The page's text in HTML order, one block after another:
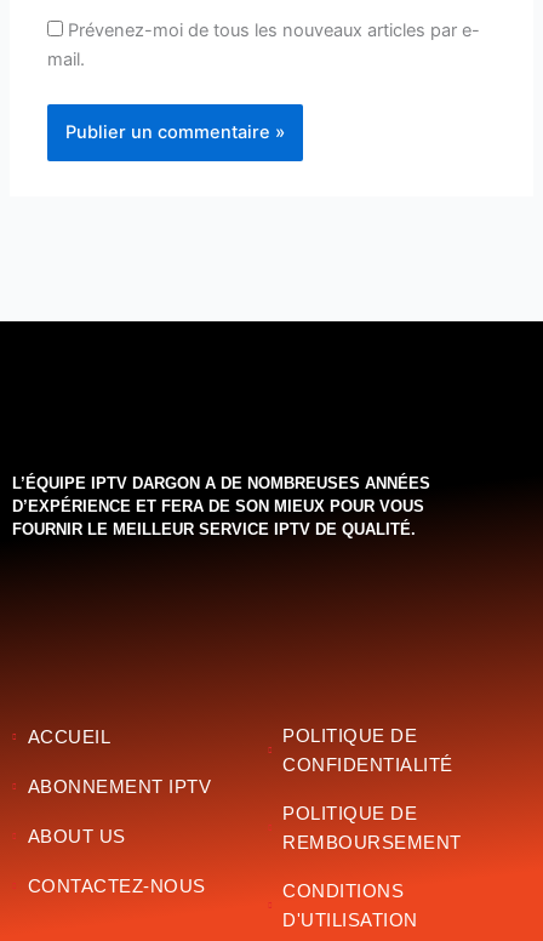
Prévenez-moi de tous les nouveaux articles par e-
mail.
L’ÉQUIPE IPTV DARGON A DE NOMBREUSES ANNÉES
D’EXPÉRIENCE ET FERA DE SON MIEUX POUR VOUS
FOURNIR LE MEILLEUR SERVICE IPTV DE QUALITÉ.‌‌‌‌‌
ACCUEIL
ABONNEMENT IPTV
ABOUT US
CONTACTEZ-NOUS
POLITIQUE DE
CONFIDENTIALITÉ
POLITIQUE DE
REMBOURSEMENT
CONDITIONS
D'UTILISATION